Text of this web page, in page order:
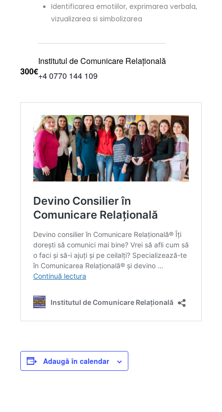
Identificarea emotiilor, exprimarea verbala,
vizualizarea si simbolizarea
300€
Institutul de Comunicare Relațională
+4 0770 144 109
Adaugă în calendar